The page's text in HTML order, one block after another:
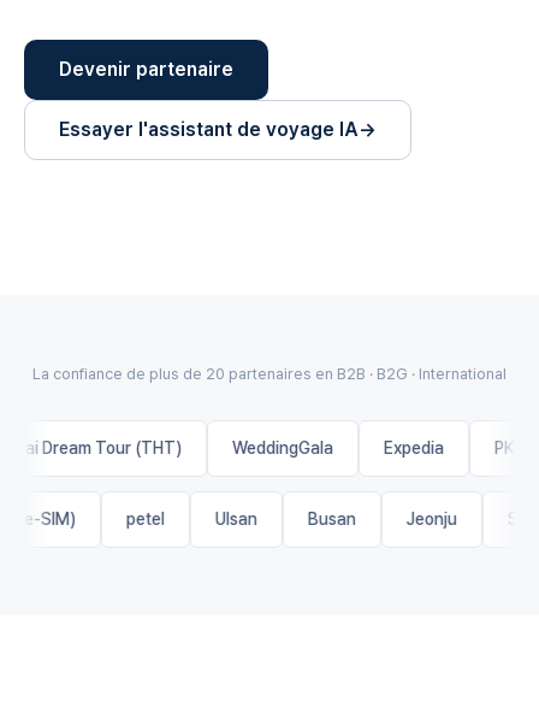
Devenir partenaire
Essayer l'assistant de voyage IA
Vidéo intro · Cliquez pour lire (en anglais)
La confiance de plus de 20 partenaires en B2B · B2G · International
Dream Tour (THT) WeddingGala Expedia PKFARE
(e-SIM) petel Ulsan Busan Jeonju